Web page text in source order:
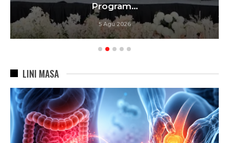
Bandung…
5 Agu 2026
LINI MASA